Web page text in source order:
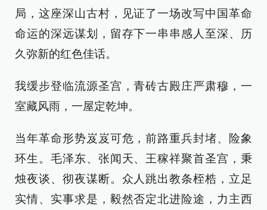
局，这座深山古村，见证了一场改写中国革命
命运的深远谋划，留存下一串串感人至深、历
久弥新的红色佳话。
我缓步登临流源圣宫，青砖古殿庄严肃穆，一
室藏风雨，一屋定乾坤。
当年革命形势岌岌可危，前路重兵封堵、险象
环生。毛泽东、张闻天、王稼祥聚首圣宫，秉
烛夜谈、彻夜谋断。众人跳出教条桎梏，立足
实情、实事求是，毅然否定北进险途，力主西